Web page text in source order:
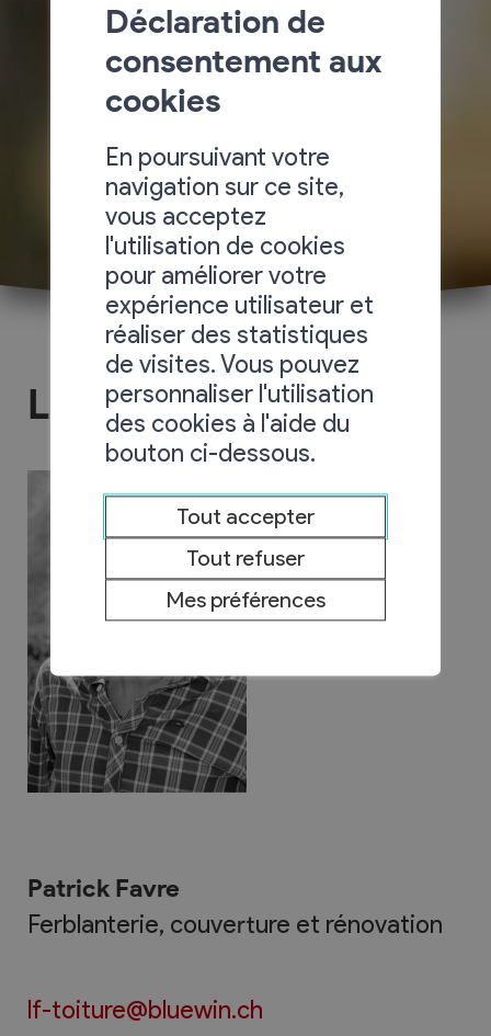
LF Toiture Sàrl
Patrick Favre
Ferblanterie, couverture et rénovation
lf-toiture@bluewin.ch
Déclaration de
consentement aux
cookies
En poursuivant votre
navigation sur ce site,
vous acceptez
l'utilisation de cookies
pour améliorer votre
expérience utilisateur et
réaliser des statistiques
de visites. Vous pouvez
personnaliser l'utilisation
des cookies à l'aide du
bouton ci-dessous.
Tout accepter
Tout refuser
Mes préférences